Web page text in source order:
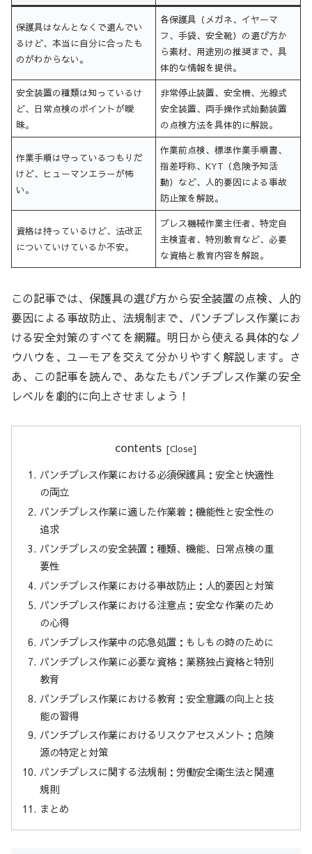
保護具はなんとなくで選んでい
るけど、本当に自分に合ったも
のがわからない。
各保護具（メガネ、イヤーマ
フ、手袋、安全靴）の選び方か
ら素材、用途別の推奨まで、具
体的な情報を提供。
安全装置の種類は知っているけ
ど、日常点検のポイントが曖
昧。
非常停止装置、安全柵、光線式
安全装置、両手操作式始動装置
の点検方法を具体的に解説。
作業手順は守っているつもりだ
けど、ヒューマンエラーが怖
い。
作業前点検、標準作業手順書、
指差呼称、KYT（危険予知活
動）など、人的要因による事故
防止策を解説。
資格は持っているけど、法改正
についていけているか不安。
プレス機械作業主任者、特定自
主検査者、特別教育など、必要
な資格と教育内容を解説。
この記事では、保護具の選び方から安全装置の点検、人的
要因による事故防止、法規制まで、パンチプレス作業にお
ける安全対策のすべてを網羅。明日から使える具体的なノ
ウハウを、ユーモアを交えて分かりやすく解説します。さ
あ、この記事を読んで、あなたもパンチプレス作業の安全
レベルを劇的に向上させましょう！
contents
パンチプレス作業における必須保護具：安全と快適性
の両立
パンチプレス作業に適した作業着：機能性と安全性の
追求
パンチプレスの安全装置：種類、機能、日常点検の重
要性
パンチプレス作業における事故防止：人的要因と対策
パンチプレス作業における注意点：安全な作業のため
の心得
パンチプレス作業中の応急処置：もしもの時のために
パンチプレス作業に必要な資格：業務独占資格と特別
教育
パンチプレス作業における教育：安全意識の向上と技
能の習得
パンチプレス作業におけるリスクアセスメント：危険
源の特定と対策
パンチプレスに関する法規制：労働安全衛生法と関連
規則
まとめ